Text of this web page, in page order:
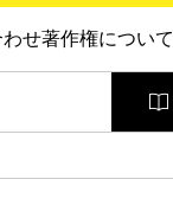
せ著作権について